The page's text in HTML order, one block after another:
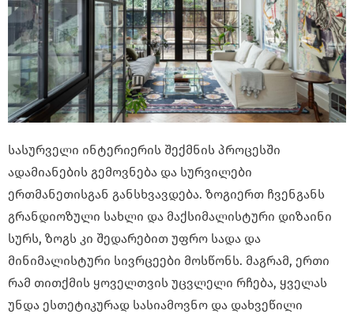
სასურველი ინტერიერის შექმნის პროცესში
ადამიანების გემოვნება და სურვილები
ერთმანეთისგან განსხვავდება. ზოგიერთ ჩვენგანს
გრანდიოზული სახლი და მაქსიმალისტური დიზაინი
სურს, ზოგს კი შედარებით უფრო სადა და
მინიმალისტური სივრცეები მოსწონს. მაგრამ, ერთი
რამ თითქმის ყოველთვის უცვლელი რჩება, ყველას
უნდა ესთეტიკურად სასიამოვნო და დახვეწილი